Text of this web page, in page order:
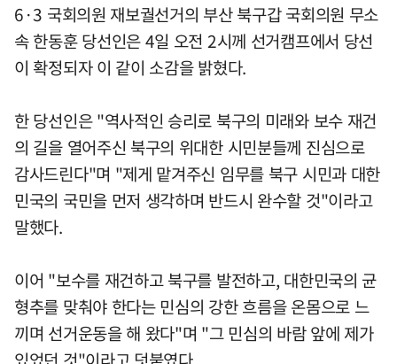
6·3 국회의원 재보궐선거의 부산 북구갑 국회의원 무소
속 한동훈 당선인은 4일 오전 2시께 선거캠프에서 당선
이 확정되자 이 같이 소감을 밝혔다.
한 당선인은 "역사적인 승리로 북구의 미래와 보수 재건
의 길을 열어주신 북구의 위대한 시민분들께 진심으로
감사드린다"며 "제게 맡겨주신 임무를 북구 시민과 대한
민국의 국민을 먼저 생각하며 반드시 완수할 것"이라고
말했다.
이어 "보수를 재건하고 북구를 발전하고, 대한민국의 균
형추를 맞춰야 한다는 민심의 강한 흐름을 온몸으로 느
끼며 선거운동을 해 왔다"며 "그 민심의 바람 앞에 제가